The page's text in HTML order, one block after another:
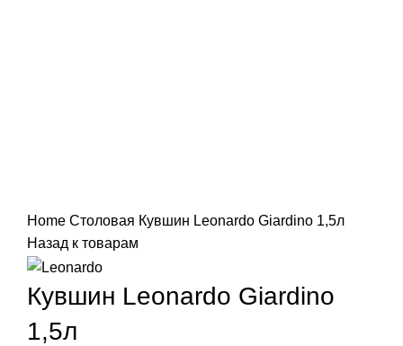
Home Столовая Кувшин Leonardo Giardino 1,5л
Назад к товарам
Кувшин Leonardo Giardino
1,5л